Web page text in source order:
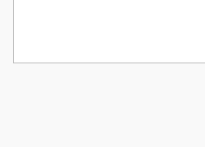
Görüş ve önerileriniz için teşekkür